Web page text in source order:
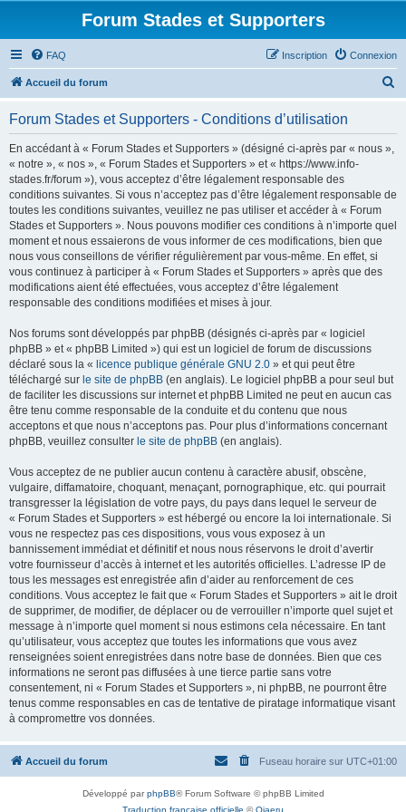
Forum Stades et Supporters
FAQ Connexion
Inscription
Accueil du forum
Forum Stades et Supporters - Conditions d’utilisation
En accédant à « Forum Stades et Supporters » (désigné ci-après par « nous »,
« notre », « nos », « Forum Stades et Supporters » et « https://www.info-
stades.fr/forum »), vous acceptez d’être légalement responsable des
conditions suivantes. Si vous n’acceptez pas d’être légalement responsable de
toutes les conditions suivantes, veuillez ne pas utiliser et accéder à « Forum
Stades et Supporters ». Nous pouvons modifier ces conditions à n’importe quel
moment et nous essaierons de vous informer de ces modifications, bien que
nous vous conseillons de vérifier régulièrement par vous-même. En effet, si
vous continuez à participer à « Forum Stades et Supporters » après que des
modifications aient été effectuées, vous acceptez d’être légalement
responsable des conditions modifiées et mises à jour.
Nos forums sont développés par phpBB (désignés ci-après par « logiciel
phpBB » et « phpBB Limited ») qui est un logiciel de forum de discussions
déclaré sous la « licence publique générale GNU 2.0 » et qui peut être
téléchargé sur le site de phpBB (en anglais). Le logiciel phpBB a pour seul but
de faciliter les discussions sur internet et phpBB Limited ne peut en aucun cas
être tenu comme responsable de la conduite et du contenu que nous
acceptons et que nous n’acceptons pas. Pour plus d’informations concernant
phpBB, veuillez consulter le site de phpBB (en anglais).
Vous acceptez de ne publier aucun contenu à caractère abusif, obscène,
vulgaire, diffamatoire, choquant, menaçant, pornographique, etc. qui pourrait
transgresser la législation de votre pays, du pays dans lequel le serveur de
« Forum Stades et Supporters » est hébergé ou encore la loi internationale. Si
vous ne respectez pas ces dispositions, vous vous exposez à un
bannissement immédiat et définitif et nous nous réservons le droit d’avertir
votre fournisseur d’accès à internet et les autorités officielles. L’adresse IP de
tous les messages est enregistrée afin d’aider au renforcement de ces
conditions. Vous acceptez le fait que « Forum Stades et Supporters » ait le droit
de supprimer, de modifier, de déplacer ou de verrouiller n’importe quel sujet et
message à n’importe quel moment si nous estimons cela nécessaire. En tant
qu’utilisateur, vous acceptez que toutes les informations que vous avez
renseignées soient enregistrées dans notre base de données. Bien que ces
informations ne seront pas diffusées à une tierce partie sans votre
consentement, ni « Forum Stades et Supporters », ni phpBB, ne pourront être
tenus comme responsables en cas de tentative de piratage informatique visant
à compromettre vos données.
Accueil du forum Fuseau horaire sur UTC+01:00
Développé parphpBB® Forum Software © phpBB Limited
Traduction française officielle ©Qiaeru